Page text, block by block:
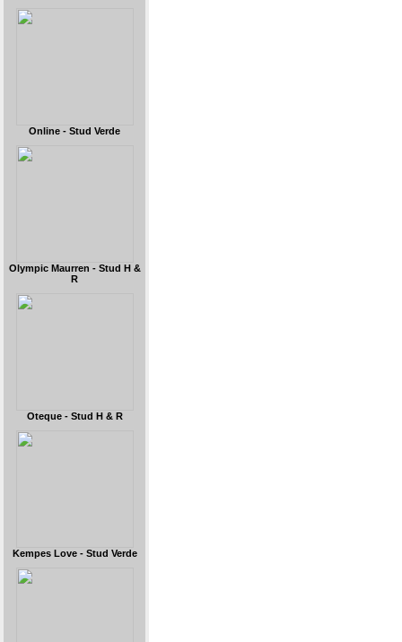
Online - Stud Verde
Olympic Maurren - Stud H &
R
Oteque - Stud H & R
Kempes Love - Stud Verde